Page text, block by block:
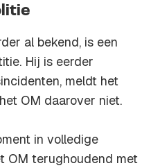
al bekend, is een
Hij is eerder
meldt het
OM daarover niet.
in volledige
OM terughoudend met